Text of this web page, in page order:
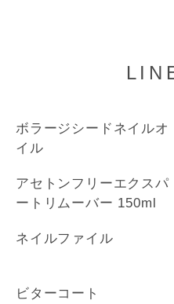
ボラージシードネイルオ
イル
アセトンフリーエクスパ
ートリムーバー 150ml
ネイルファイル
ビターコート